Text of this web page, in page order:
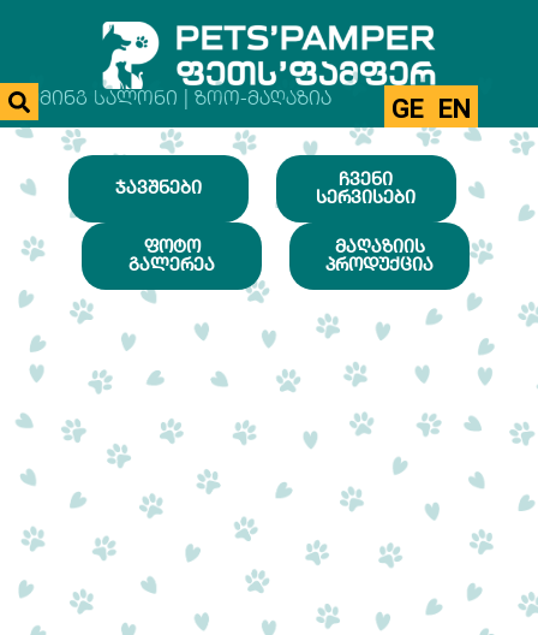
ᲒᲠᲣᲛᲘᲜᲒ ᲡᲐᲚᲝᲜᲘ | ᲖᲝᲝ-ᲛᲐᲦᲐᲖᲘᲐ GE EN
ᲯᲐᲕᲨᲜᲔᲑᲘ
ᲩᲕᲔᲜᲘ
ᲡᲔᲠᲕᲘᲡᲔᲑᲘ
ᲤᲝᲢᲝ
ᲒᲐᲚᲔᲠᲔᲐ
ᲛᲐᲦᲐᲖᲘᲘᲡ
ᲞᲠᲝᲓᲣᲥᲪᲘᲐ